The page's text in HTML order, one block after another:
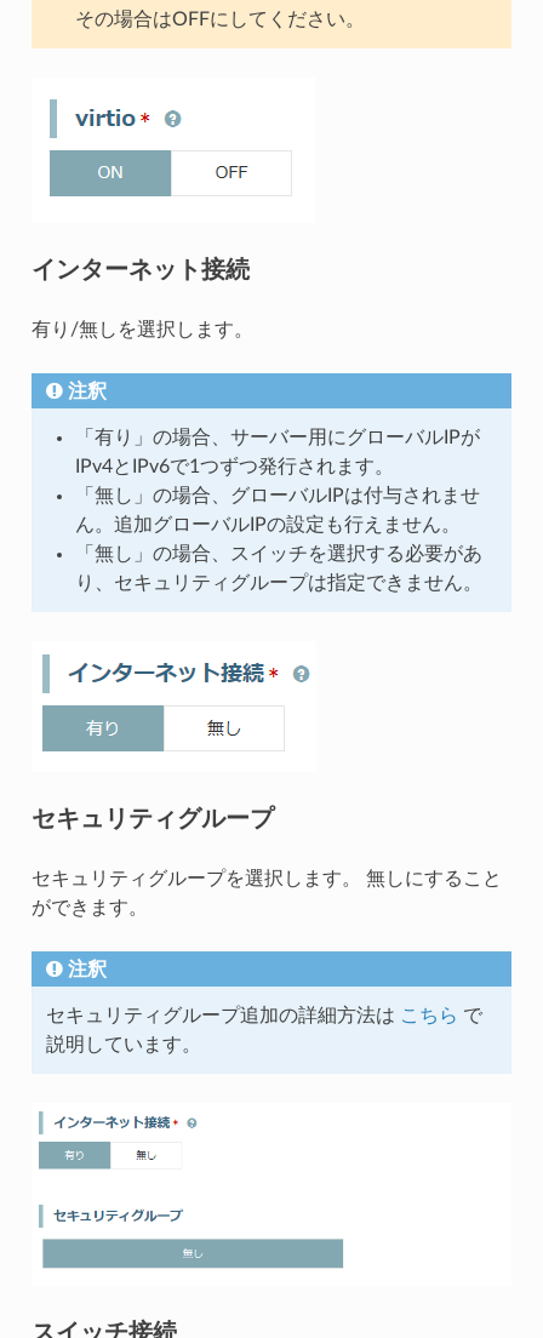
その場合はOFFにしてください。
インターネット接続
有り/無しを選択します。
注釈
「有り」の場合、サーバー用にグローバルIPが
IPv4とIPv6で1つずつ発行されます。
「無し」の場合、グローバルIPは付与されませ
ん。追加グローバルIPの設定も行えません。
「無し」の場合、スイッチを選択する必要があ
り、セキュリティグループは指定できません。
セキュリティグループ
セキュリティグループを選択します。 無しにすること
ができます。
注釈
セキュリティグループ追加の詳細方法は こちら で
説明しています。
スイッチ接続